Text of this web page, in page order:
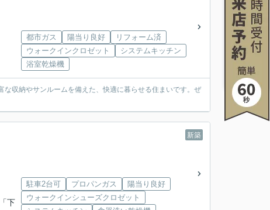
都市ガス 陽当り良好
リフォーム済
ウォークインクロゼット
システムキッチン
浴室乾燥機
収納やサンルームを備えた、快適に暮らせる住まいです。ぜ
新築
下
駐車2台可 プロパンガス
陽当り良好
ウォークインシューズクロゼット